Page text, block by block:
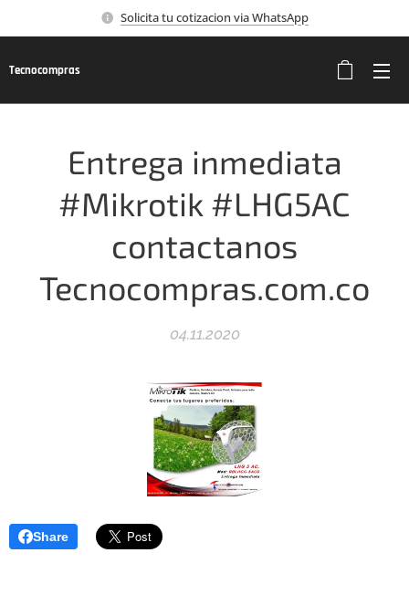
Solicita tu cotizacion via WhatsApp
Tecnocompras
Entrega inmediata
#Mikrotik #LHG5AC
contactanos
Tecnocompras.com.co
04.11.2020
Share